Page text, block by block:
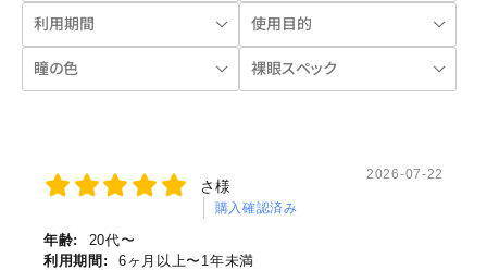
さ様
購入確認済み
2026-07-22
年齢:
20代〜
利用期間:
6ヶ月以上〜1年未満